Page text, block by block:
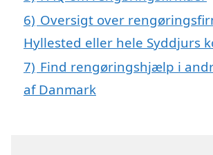
6) Oversigt over
Hyllested eller hele Syddjurs
7) Find rengøringshjælp i
af Danmark